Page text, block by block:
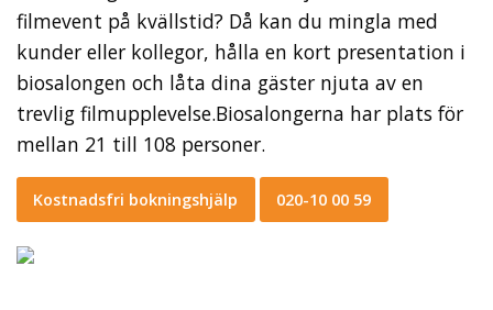
filmevent på kvällstid? Då kan du mingla med
kunder eller kollegor, hålla en kort presentation i
biosalongen och låta dina gäster njuta av en
trevlig filmupplevelse.Biosalongerna har plats för
mellan 21 till 108 personer.
Kostnadsfri bokningshjälp 020-10 00 59